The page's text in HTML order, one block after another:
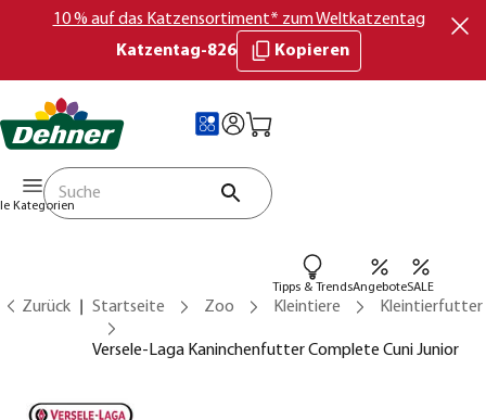
10 % auf das Katzensortiment* zum Weltkatzentag
Katzentag-826
Kopieren
Kategorien
Tipps & TrendsAngeboteSALE
Zurück Startseite Zoo Kleintiere Kleintierfutter
Versele-Laga Kaninchenfutter Complete Cuni Junior